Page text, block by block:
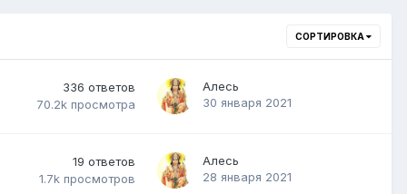
СОРТИРОВКА
336 ответов
70.2k просмотра
Алесь
30 января 2021
19 ответов
1.7k просмотров
Алесь
28 января 2021